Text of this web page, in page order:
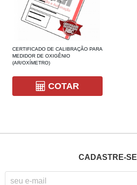
CERTIFICADO DE CALIBRAÇÃO PARA
MEDIDOR DE OXIGÊNIO
(AR/OXÍMETRO)
COTAR
CADASTRE-SE